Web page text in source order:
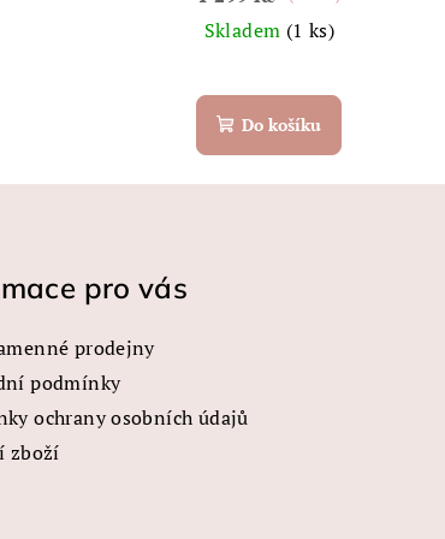
Skladem (1 ks)
Do košíku
pro vás
prodejny
podmínky
ochrany osobních údajů
zboží